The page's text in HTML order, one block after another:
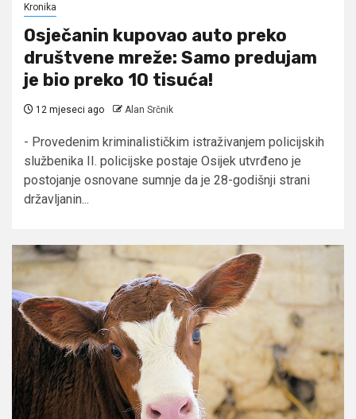
Kronika
Osječanin kupovao auto preko
društvene mreže: Samo predujam
je bio preko 10 tisuća!
12 mjeseci ago Alan Srčnik
- Provedenim kriminalističkim istraživanjem policijskih
službenika II. policijske postaje Osijek utvrđeno je
postojanje osnovane sumnje da je 28-godišnji strani
državljanin...